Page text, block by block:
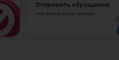
Отправить обращение
нам важно ваше мнение